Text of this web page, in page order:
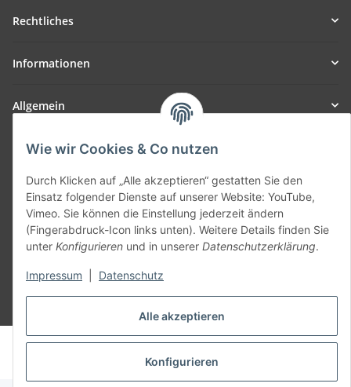
Alle akzeptieren
Konfigurieren
Wie wir Cookies & Co nutzen
Durch Klicken auf „Alle akzeptieren“ gestatten Sie den
Einsatz folgender Dienste auf unserer Website: YouTube,
Vimeo. Sie können die Einstellung jederzeit ändern
(Fingerabdruck-Icon links unten). Weitere Details finden Sie
unter Konfigurieren und in unserer Datenschutzerklärung.
Impressum Datenschutz
Rechtliches
Informationen
Allgemein
Teil unseres Netzwerks:
Vertrag widerrufen
© voltmaster.de
Powered byJTL-Shop